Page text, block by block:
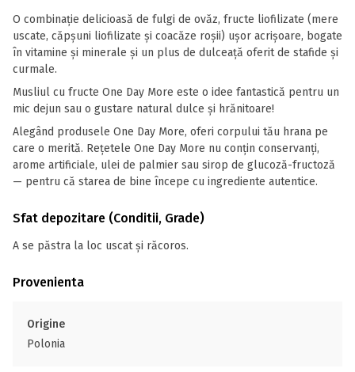
O combinație delicioasă de fulgi de ovăz, fructe liofilizate (mere
uscate, căpșuni liofilizate și coacăze roșii) ușor acrișoare, bogate
în vitamine și minerale și un plus de dulceață oferit de stafide și
curmale.
Musliul cu fructe One Day More este o idee fantastică pentru un
mic dejun sau o gustare natural dulce și hrănitoare!
Alegând produsele One Day More, oferi corpului tău hrana pe
care o merită. Rețetele One Day More nu conțin conservanți,
arome artificiale, ulei de palmier sau sirop de glucoză-fructoză
— pentru că starea de bine începe cu ingrediente autentice.
Sfat depozitare (Conditii, Grade)
A se păstra la loc uscat și răcoros.
Provenienta
Origine
Polonia